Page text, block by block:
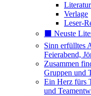
Verlage
Leser-
⬛️ Neuste
Sinn erfülltes
Feierabend,
Zusammen
Gruppen und
Ein Herz fürs
und